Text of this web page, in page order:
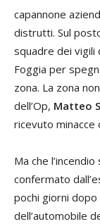
capannone
distrutti. Sul
squadre dei vigili
Foggia per
zona. La zona
dell’Op, Matteo
ricevuto
Ma che
confermato
pochi giorni
dell’automobile